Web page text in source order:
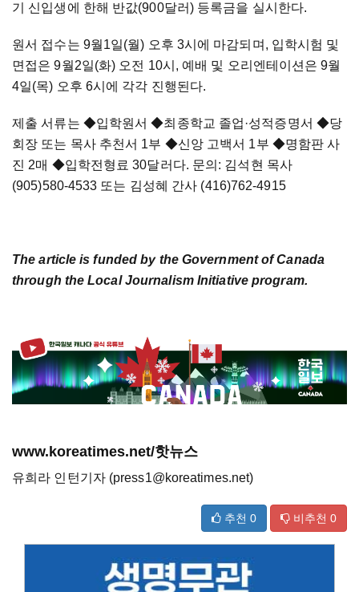
기 신입생에 한해 반값(900달러) 등록금을 실시한다.
원서 접수는 9월1일(월) 오후 3시에 마감되며, 입학시험 및
면접은 9월2일(화) 오전 10시, 예배 및 오리엔테이션은 9월
4일(목) 오후 6시에 각각 진행된다.
제출 서류는 ◆입학원서◆최종학교 졸업·성적증명서 ◆당
회장 또는 목사 추천서 1부 ◆신앙 고백서 1부 ◆명함판 사
진 2매 ◆입학전형료 30달러다. 문의: 김석현 목사
(905)580-4533 또는 김성혜 간사 (416)762-4915
The article is funded by the Government of Canada
through the Local Journalism Initiative program.
www.koreatimes.net/핫뉴스
유희라 인턴기자 (press1@koreatimes.net)
추천 0 비추천 0